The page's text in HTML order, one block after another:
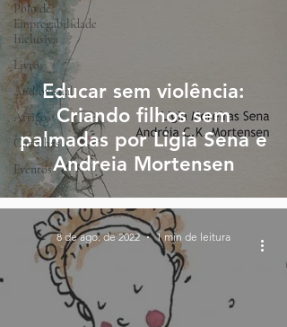
Polo de
Empregabilidade
Inclusiva
Livros
Audiovisual
Artigos
Cartilhas
Eventos
Educar sem violência:
Criando filhos sem
palmadas por Ligia Sena e
Andreia Mortensen
8 de ago. de 2022 1 min de leitura